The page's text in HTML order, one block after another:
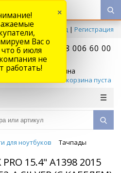
Вход | Регистрация
+7 778 006 60 00
Корзина
Ваша корзина пуста
для ноутбуков Тачпады
15.4" A1398 2015
Вас о
6 июля
не
работать!
×